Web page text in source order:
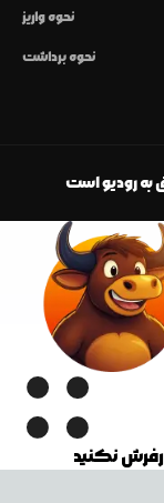
نحوه واریز
نحوه برداشت
به رودیو است
نکنید